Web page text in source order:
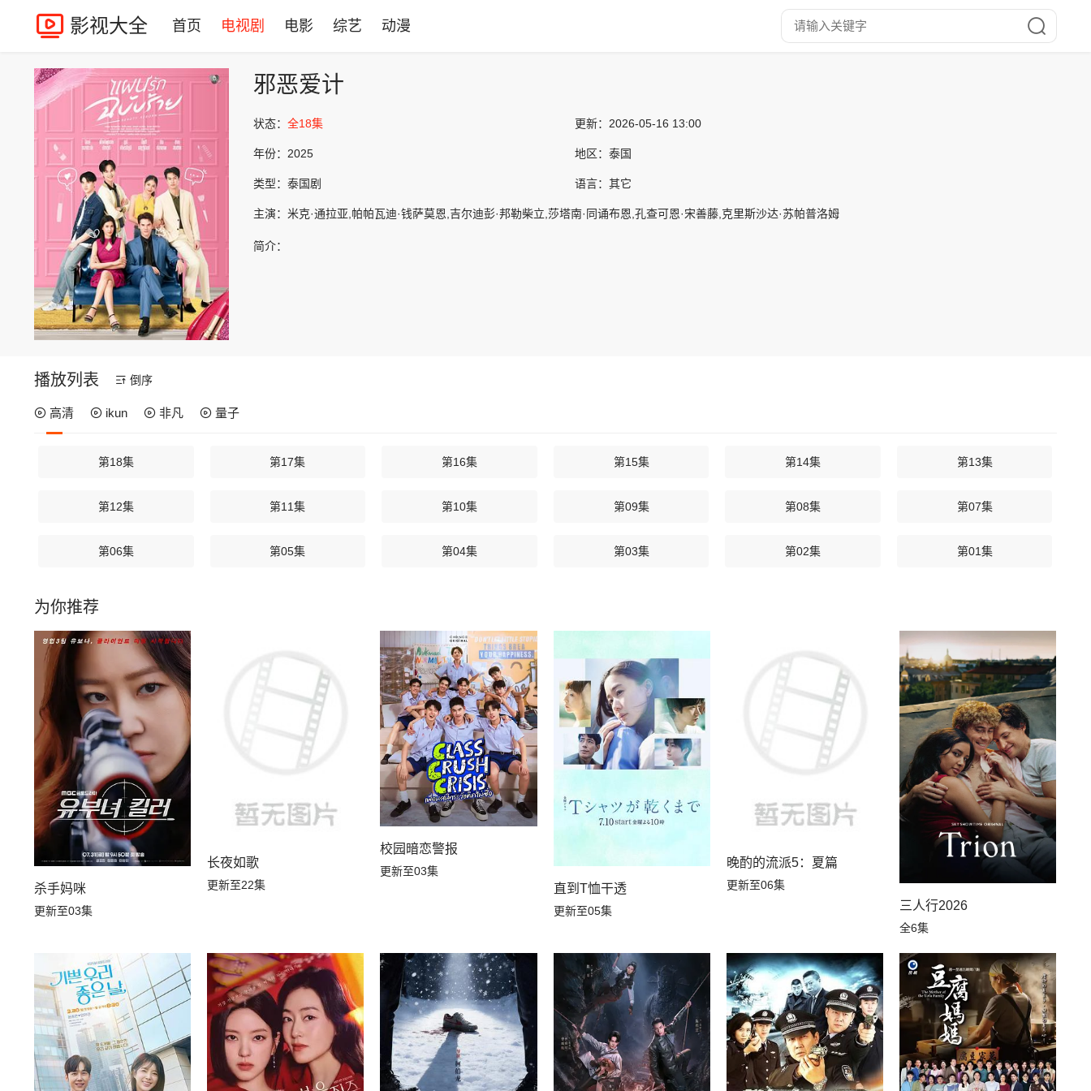
影视大全 首页 电视剧 电影 综艺 动漫
邪恶爱计
状态： 全18集 更新： 2026-05-16 13:00
年份： 2025 地区： 泰国
类型： 泰国剧 语言： 其它
主演： 米克·通拉亚,帕帕瓦迪·钱萨莫恩,吉尔迪彭·邦勒柴立,莎塔南·同诵布恩,孔查可恩·宋善藤,克里斯沙达·苏帕普洛姆
简介：
播放列表 倒序
高清 ikun 非凡 量子
第18集 第17集 第16集 第15集 第14集 第13集
第12集 第11集 第10集 第09集 第08集 第07集
第06集 第05集 第04集 第03集 第02集 第01集
为你推荐
杀手妈咪
更新至03集
长夜如歌
更新至22集
校园暗恋警报
更新至03集
直到T恤干透
更新至05集
晚酌的流派5：夏篇
更新至06集
三人行2026
全6集